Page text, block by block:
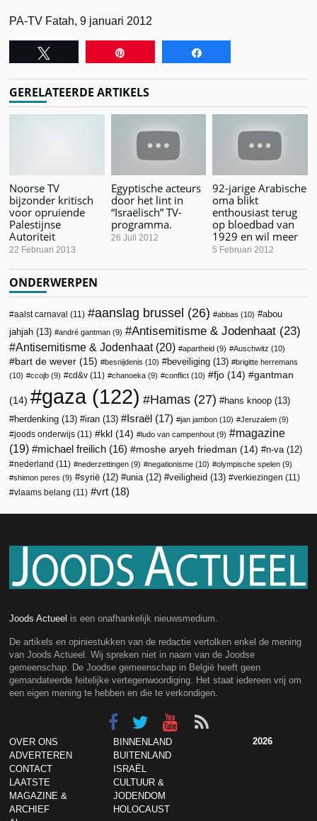
PA-TV Fatah, 9 januari 2012
GERELATEERDE ARTIKELS
Noorse TV
bijzonder kritisch
voor opruiende
Palestijnse
Autoriteit
22 Februari 2013
Egyptische acteurs
door het lint in
“Israëlisch” TV-
programma.
26 Juli 2012
92-jarige Arabische
oma blikt
enthousiast terug
op bloedbad van
1929 en wil meer
5 Februari 2012
ONDERWERPEN
aalst carnaval (11) aanslag brussel (26) abbas (10)
abou
jahjah (13) andré gantman (9) Antisemitisme & Jodenhaat (23)
Antisemitisme & Jodenhaat(20) apartheid (9) Auschwitz (10)
bart de wever (15) besnijdenis (10) beveiliging (13)
brigitte herremans
(10)
ccojb (9) cd&v (11) chanoeka (9) conflict (10) fjo (14) gantman
(14) gaza(122) Hamas (27) hans knoop (13)
herdenking (13) iran (13) Israël (17) jan jambon (10) Jeruzalem (9)
joods onderwijs (11) kkl (14) ludo van campenhout (9)
magazine
(19)
michael freilich (16) moshe aryeh friedman (14) n-va (12)
nederland (11) nederzettingen (9) negationisme (10) olympische spelen (9)
shimon peres (9) syrië (12) unia (12) veiligheid (13) verkiezingen (11)
vlaams belang (11) vrt (18)
Joods Actueel is een onafhankelijk nieuwsmedium.
De artikels en opiniestukken van de redactie vertolken enkel de mening
van Joods Actueel. Wij spreken niet in naam van de Joodse
gemeenschap. De Joodse gemeenschap in België heeft geen
gemandateerde feitelijke vertegenwoordiging. Het staat iedereen vrij om
een eigen mening te hebben en die te verkondigen.
OVER ONS
ADVERTEREN
CONTACT
LAATSTE
MAGAZINE &
ARCHIEF
BINNENLAND
BUITENLAND
ISRAËL
CULTUUR &
JODENDOM
HOLOCAUST
2026